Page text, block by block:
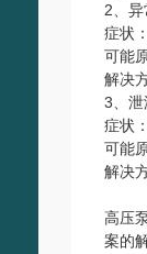
2、
症状
可能
解决
3、泄
症状
可能
解决
高压
案的